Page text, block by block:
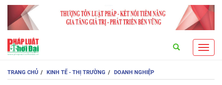
TRANG CHỦ KINH TẾ - THỊ TRƯỜNG DOANH NGHIỆP